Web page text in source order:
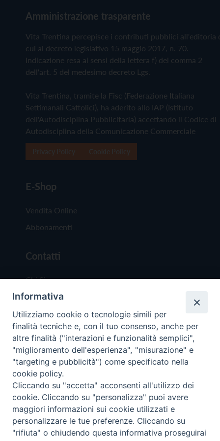
Amministrazione trasparente
Vita Trentina percepisce i contributi pubblici all'editoria
cui al decreto legislativo 15 maggio 2017, n. 70.
Indicazione resa ai sensi della lettera f) del comma 2
dell'art. 5 del medesimo decreto Lgs.
Vita Trentina, tramite la Fisc (Federazione Italiana
Settimanali Cattolici), ha aderito allo IAP (Istituto
dell'Autodisciplina Pubblicitaria) accettando il Codice di
Autodisciplina della Comunicazione Commerciale
E-Shop
Vendita Online
Abbonamenti
Contatti
Chi Siamo
Redazione
Scrivici
Copyright © 2019 - Tutti i diritti riservati - Vita
Trentina Editrice
Privacy Policy
Torna
Informativa
Utilizziamo cookie o tecnologie simili per
finalità tecniche e, con il tuo consenso, anche per
altre finalità ("interazioni e funzionalità semplici",
"miglioramento dell'esperienza", "misurazione" e
"targeting e pubblicità") come specificato nella
cookie policy.
Cliccando su "accetta" acconsenti all'utilizzo dei
cookie. Cliccando su "personalizza" puoi avere
maggiori informazioni sui cookie utilizzati e
personalizzare le tue preferenze. Cliccando su
"rifiuta" o chiudendo questa informativa proseguirai